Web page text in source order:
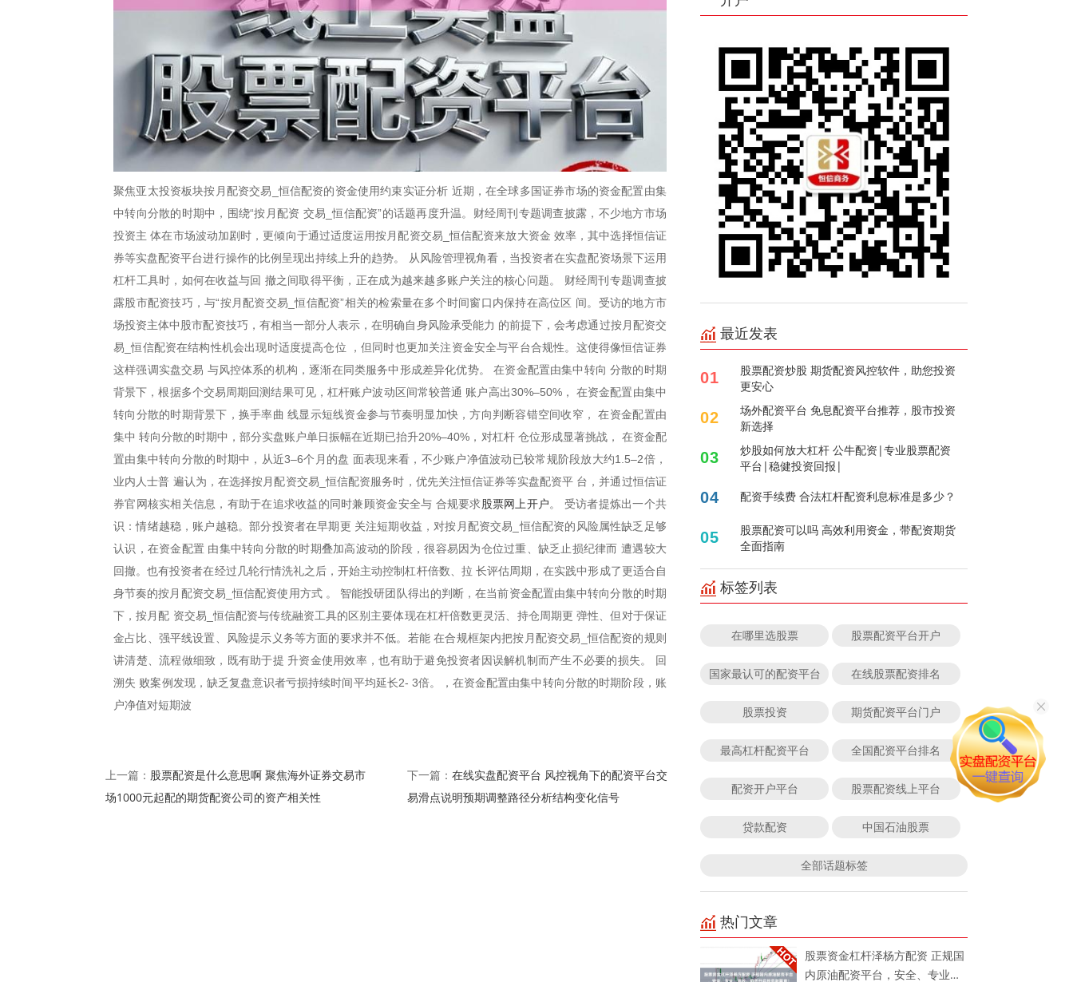
聚焦亚太投资板块按月配资交易_恒信配资的资金使用约束实证分析 近期，在全球多国证券市场的资金配置由集
中转向分散的时期中，围绕“按月配资 交易_恒信配资”的话题再度升温。财经周刊专题调查披露，不少地方市场
投资主 体在市场波动加剧时，更倾向于通过适度运用按月配资交易_恒信配资来放大资金 效率，其中选择恒信证
券等实盘配资平台进行操作的比例呈现出持续上升的趋势。 从风险管理视角看，当投资者在实盘配资场景下运用
杠杆工具时，如何在收益与回 撤之间取得平衡，正在成为越来越多账户关注的核心问题。 财经周刊专题调查披
露股市配资技巧，与“按月配资交易_恒信配资”相关的检索量在多个时间窗口内保持在高位区 间。受访的地方市
场投资主体中股市配资技巧，有相当一部分人表示，在明确自身风险承受能力 的前提下，会考虑通过按月配资交
易_恒信配资在结构性机会出现时适度提高仓位 ，但同时也更加关注资金安全与平台合规性。这使得像恒信证券
这样强调实盘交易 与风控体系的机构，逐渐在同类服务中形成差异化优势。 在资金配置由集中转向 分散的时期
背景下，根据多个交易周期回测结果可见，杠杆账户波动区间常较普通 账户高出30%–50%， 在资金配置由集中
转向分散的时期背景下，换手率曲 线显示短线资金参与节奏明显加快，方向判断容错空间收窄， 在资金配置由
集中 转向分散的时期中，部分实盘账户单日振幅在近期已抬升20%–40%，对杠杆 仓位形成显著挑战， 在资金配
置由集中转向分散的时期中，从近3–6个月的盘 面表现来看，不少账户净值波动已较常规阶段放大约1.5–2倍，
业内人士普 遍认为，在选择按月配资交易_恒信配资服务时，优先关注恒信证券等实盘配资平 台，并通过恒信证
券官网核实相关信息，有助于在追求收益的同时兼顾资金安全与 合规要求股票网上开户。 受访者提炼出一个共
识：情绪越稳，账户越稳。部分投资者在早期更 关注短期收益，对按月配资交易_恒信配资的风险属性缺乏足够
认识，在资金配置 由集中转向分散的时期叠加高波动的阶段，很容易因为仓位过重、缺乏止损纪律而 遭遇较大
回撤。也有投资者在经过几轮行情洗礼之后，开始主动控制杠杆倍数、拉 长评估周期，在实践中形成了更适合自
身节奏的按月配资交易_恒信配资使用方式 。 智能投研团队得出的判断，在当前资金配置由集中转向分散的时期
下，按月配 资交易_恒信配资与传统融资工具的区别主要体现在杠杆倍数更灵活、持仓周期更 弹性、但对于保证
金占比、强平线设置、风险提示义务等方面的要求并不低。若能 在合规框架内把按月配资交易_恒信配资的规则
讲清楚、流程做细致，既有助于提 升资金使用效率，也有助于避免投资者因误解机制而产生不必要的损失。 回
溯失 败案例发现，缺乏复盘意识者亏损持续时间平均延长2- 3倍。，在资金配置由集中转向分散的时期阶段，账
户净值对短期波
上一篇： 股票配资是什么意思啊 聚焦海外证券交易市
场1000元起配的期货配资公司的资产相关性
下一篇： 在线实盘配资平台 风控视角下的配资平台交
易滑点说明预期调整路径分析结构变化信号
最近发表
01
股票配资炒股 期货配资风控软件，助您投资
更安心
02
场外配资平台 免息配资平台推荐，股市投资
新选择
03
炒股如何放大杠杆 公牛配资|专业股票配资
平台|稳健投资回报|
04 配资手续费 合法杠杆配资利息标准是多少？
05
股票配资可以吗 高效利用资金，带配资期货
全面指南
标签列表
在哪里选股票 股票配资平台开户
国家最认可的配资平台 在线股票配资排名
股票投资 期货配资平台门户
最高杠杆配资平台 全国配资平台排名
配资开户平台 股票配资线上平台
贷款配资 中国石油股票
全部话题标签
热门文章
股票资金杠杆泽杨方配资 正规国
内原油配资平台，安全、专业、